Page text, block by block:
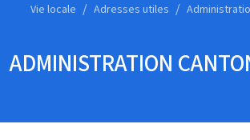
Vie locale Adresses utiles
ADMINISTRATION